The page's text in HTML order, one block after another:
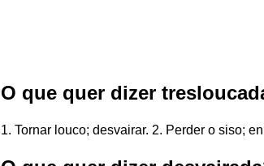
O que quer dizer
1. Tornar louco; desvairar. 2. Perder o siso;